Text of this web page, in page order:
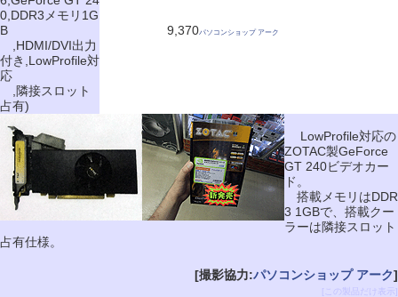
0,DDR3メモリ1G
B
,HDMI/DVI出力
付き,LowProfile対
応
,隣接スロット
占有)
9,370パソコンショップ アーク
LowProfile対応の
ZOTAC製GeForce
GT 240ビデオカー
ド。
搭載メモリはDDR
3 1GBで、搭載クー
ラーは隣接スロット
占有仕様。
[撮影協力:パソコンショップ アーク]
[この製品だけ表示]